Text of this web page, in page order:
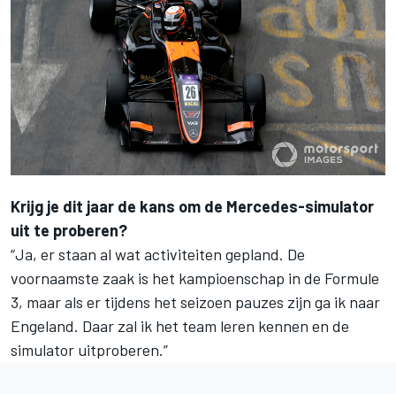
Krijg je dit jaar de kans om de Mercedes-simulator
uit te proberen?
“Ja, er staan al wat activiteiten gepland. De
voornaamste zaak is het kampioenschap in de Formule
3, maar als er tijdens het seizoen pauzes zijn ga ik naar
Engeland. Daar zal ik het team leren kennen en de
simulator uitproberen.”